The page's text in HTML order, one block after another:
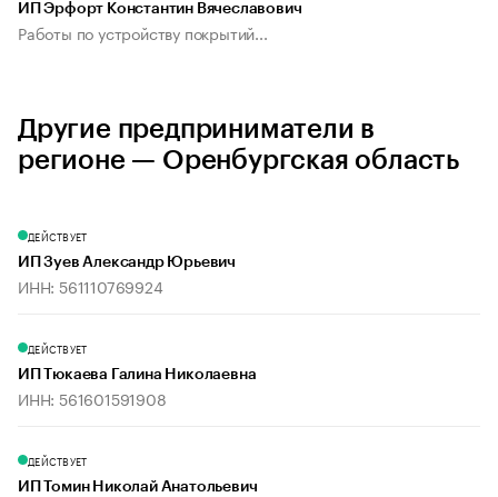
ИП Эрфорт Константин Вячеславович
Работы по устройству покрытий...
Другие предприниматели в
регионе — Оренбургская область
ДЕЙСТВУЕТ
ИП Зуев Александр Юрьевич
ИНН: 561110769924
ДЕЙСТВУЕТ
ИП Тюкаева Галина Николаевна
ИНН: 561601591908
ДЕЙСТВУЕТ
ИП Томин Николай Анатольевич